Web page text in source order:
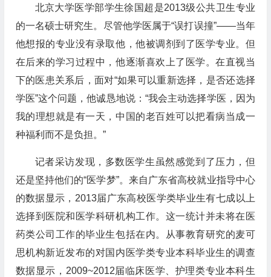
北京大学医学部学生徐国超是2013级公共卫生专业
的一名硕士研究生。尽管他学医属于“误打误撞”——当年
他想报的专业没有录取他，他被调剂到了医学专业。但
在后来的学习过程中，他逐渐喜欢上了医学。在直视当
下的医患关系后，面对“如果可以重新选择，是否还选择
学医”这个问题，他诚恳地说：“我会主动选择学医，因为
我的理想就是有一天，中国的老百姓可以把看病当成一
种福利而不是负担。”
记者采访发现，多数医学生虽然感觉到了压力，但
还是坚持他们的“医学梦”。来自广东省高校就业指导中心
的数据显示，2013届广东高校医学类毕业生有七成以上
选择到医院和医学科研机构工作。这一统计并未将在医
药类公司工作的毕业生包括在内。从事教育研究的麦可
思机构新近发布的对国内医学类专业本科毕业生的调查
数据显示，2009~2012届临床医学、护理类专业本科生